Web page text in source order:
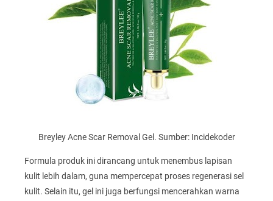
Breyley Acne Scar Removal Gel. Sumber: Incidekoder
Formula produk ini dirancang untuk menembus lapisan
kulit lebih dalam, guna mempercepat proses regenerasi sel
kulit. Selain itu, gel ini juga berfungsi mencerahkan warna